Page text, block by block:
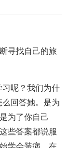
寻找自己的旅
习呢？我们为什
回答她。是为
为了你自己
些答案都说服
学会装病，在